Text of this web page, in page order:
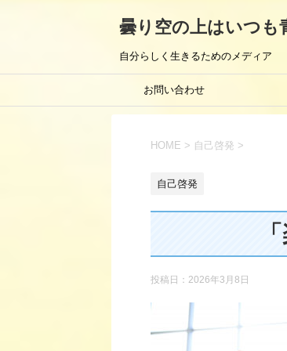
曇り空の上はいつも
自分らしく生きるためのメディア
お問い合わせ
HOME > 自己啓発 >
自己啓発
投稿日： 2026年3月8日